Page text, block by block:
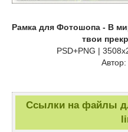
Рамка для Фотошопа - В
твои
PSD+PNG |
Ссылки на файлы